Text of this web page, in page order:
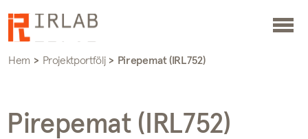
Hem > Projektportfölj > Pirepemat (IRL752)
Pirepemat (IRL752)